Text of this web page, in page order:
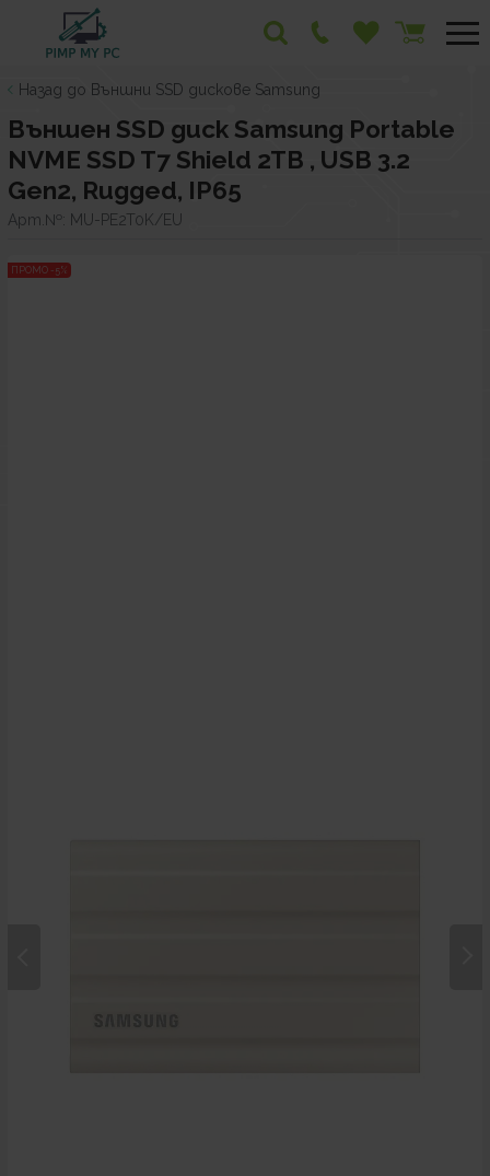
Назад до Външни SSD дискове Samsung
Външен SSD диск Samsung Portable
NVME SSD T7 Shield 2TB , USB 3.2
Gen2, Rugged, IP65
Арт.№: MU-PE2T0K/EU
ПРОМО -5%